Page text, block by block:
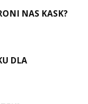
NAS KASK?
DLA